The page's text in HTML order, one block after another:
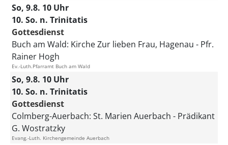
So, 9.8. 10 Uhr
10. So. n. Trinitatis
Gottesdienst
Buch am Wald: Kirche Zur lieben Frau, Hagenau
Pfr.
Rainer Hogh
Ev.-Luth.Pfarramt Buch am Wald
So, 9.8. 10 Uhr
10. So. n. Trinitatis
Gottesdienst
Colmberg-Auerbach: St. Marien Auerbach
Prädikant
G. Wostratzky
Evang.-Luth. Kirchengemeinde Auerbach